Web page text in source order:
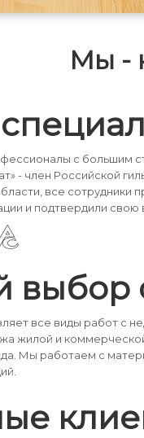
курсируют автобусы до г.
"жилое", что дает
прописку иМы -
с большим
- член Российской
все сотрудники
и подтвердили свою
выбор
все виды работ с
жилой и
Мы работаем с